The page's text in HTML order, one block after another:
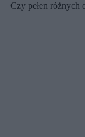
Czy pełen